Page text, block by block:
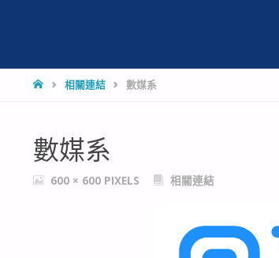
HOME相關連結 數媒系
數媒系
FULL600 × 600 PIXELS 相關連結